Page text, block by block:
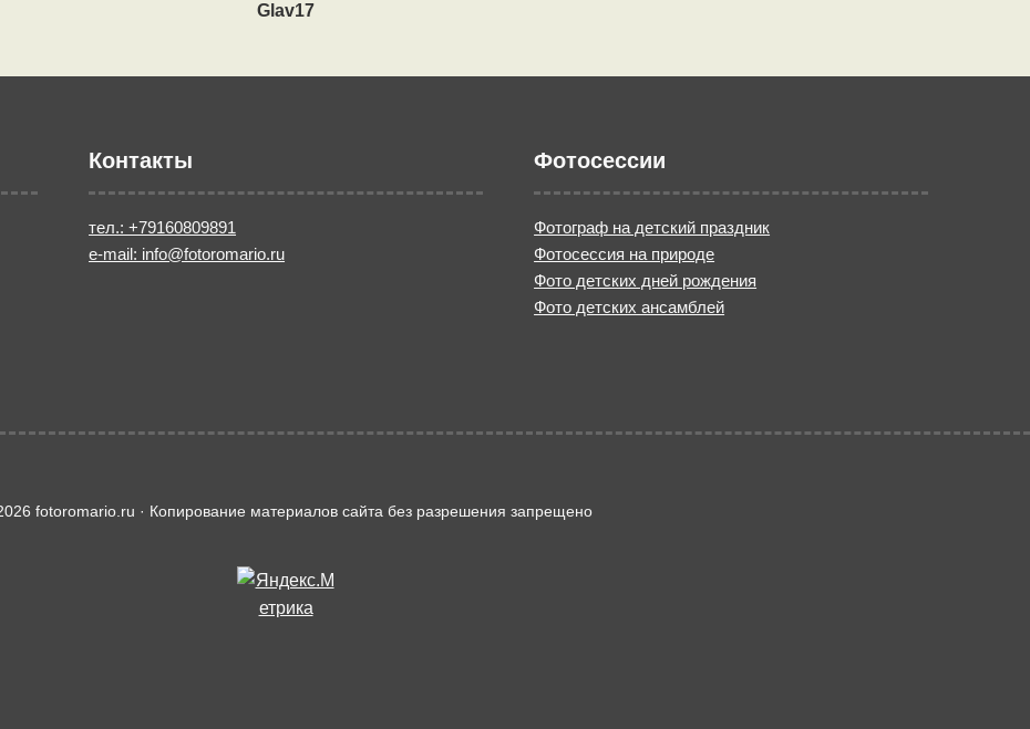
Glav17
Контакты
тел.: +79160809891
e-mail: info@fotoromario.ru
Фотосессии
Фотограф на детский праздник
Фотосессия на природе
Фото детских дней рождения
Фото детских ансамблей
fotoromario.ru · Копирование материалов сайта без разрешения запрещено